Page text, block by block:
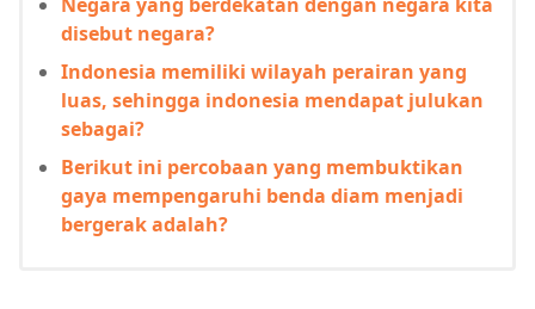
disebut negara?
Indonesia memiliki wilayah perairan yang
luas, sehingga indonesia mendapat julukan
sebagai?
Berikut ini percobaan yang membuktikan
gaya mempengaruhi benda diam menjadi
bergerak adalah?